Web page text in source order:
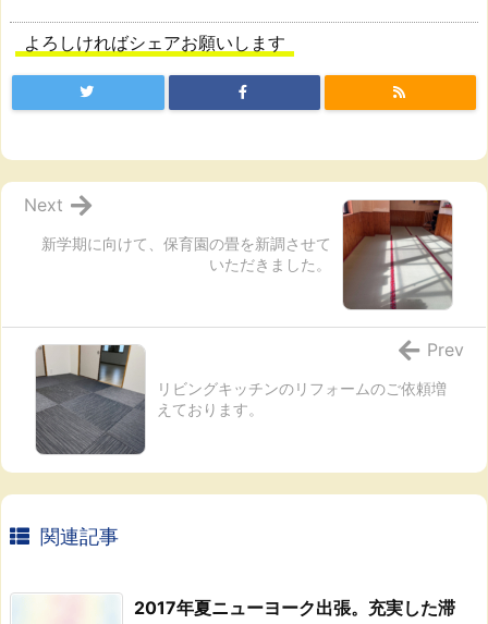
よろしければシェアお願いします
新学期に向けて、保育園の畳を新調させて
いただきました。
Next
リビングキッチンのリフォームのご依頼増
えております。
Prev
関連記事
2017年夏ニューヨーク出張。充実した滞